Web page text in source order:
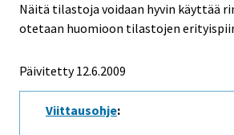
Näitä tilastoja voidaan hyvin käyttää
otetaan huomioon tilastojen
Päivitetty12.6.2009
Viittausohje: